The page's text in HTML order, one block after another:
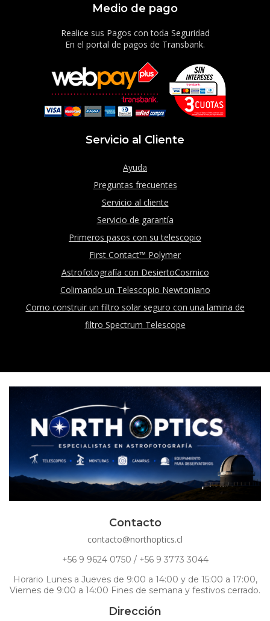
Medio de pago
Realice sus Pagos con toda Seguridad
En el portal de pagos de Transbank.
Servicio al Cliente
Ayuda
Preguntas frecuentes
Servicio al cliente
Servicio de garantía
Primeros pasos con su telescopio
First Contact™ Polymer
Astrofotografía con DesiertoCosmico
Colimando un Telescopio Newtoniano
Como construir un filtro solar seguro con una lamina de
filtro Spectrum Telescope
Contacto
contacto@northoptics.cl
+56 9 9624 0750 / +56 9 3773 3044
Horario Lunes a Jueves de 9:00 a 14:00 y de 15:00 a 17:00,
Viernes de 9:00 a 14:00 Fines de semana y festivos cerrado.
Dirección